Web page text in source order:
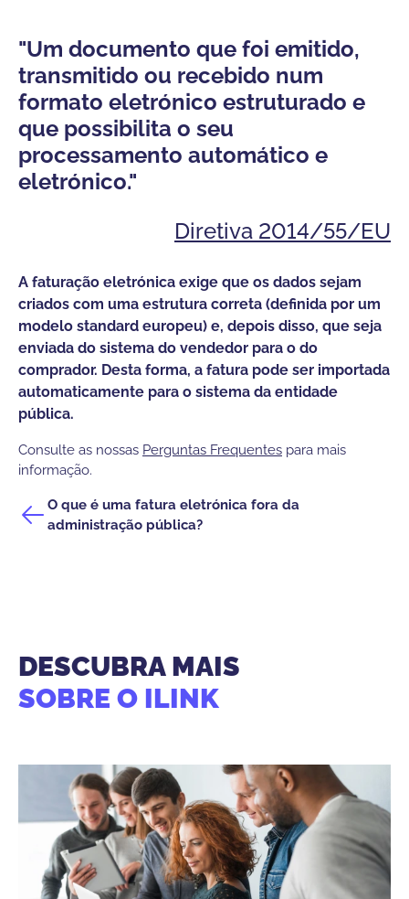
"Um documento que foi emitido,
transmitido ou recebido num
formato eletrónico estruturado e
que possibilita o seu
processamento automático e
eletrónico."
Diretiva 2014/55/EU
A faturação eletrónica exige que os dados sejam
criados com uma estrutura correta (definida por um
modelo standard europeu) e, depois disso, que seja
enviada do sistema do vendedor para o do
comprador. Desta forma, a fatura pode ser importada
automaticamente para o sistema da entidade
pública.
Consulte as nossas Perguntas Frequentes para mais
informação.
O que é uma fatura eletrónica fora da
administração pública?
DESCUBRA MAIS
SOBRE O ILINK